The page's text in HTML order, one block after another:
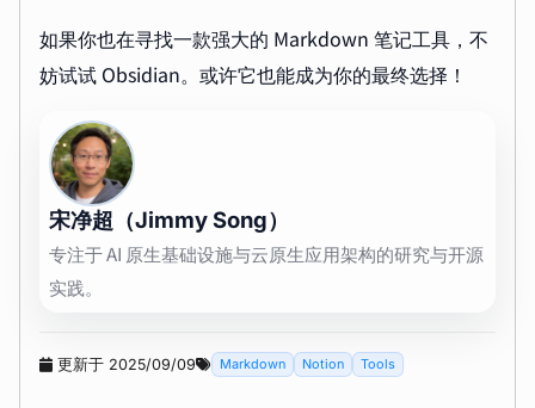
如果你也在寻找一款强大的 Markdown 笔记工具，不
妨试试 Obsidian。或许它也能成为你的最终选择！
宋净超（Jimmy Song）
专注于 AI 原生基础设施与云原生应用架构的研究与开源
实践。
更新于 2025/09/09 Markdown Notion Tools